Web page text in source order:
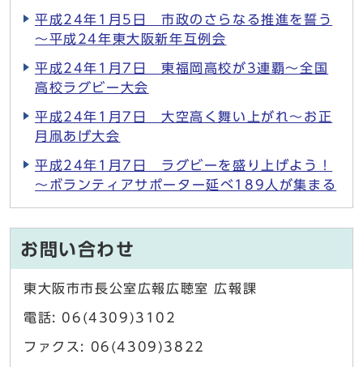
平成24年1月5日 市政のさらなる推進を誓う
～平成24年東大阪新年互例会
平成24年1月7日 東福岡高校が3連覇～全国
高校ラグビー大会
平成24年1月7日 大空高く舞い上がれ～お正
月凧あげ大会
平成24年1月7日 ラグビーを盛り上げよう！
～ボランティアサポーター延べ189人が集まる
お問い合わせ
東大阪市市長公室広報広聴室 広報課
電話: 06(4309)3102
ファクス: 06(4309)3822